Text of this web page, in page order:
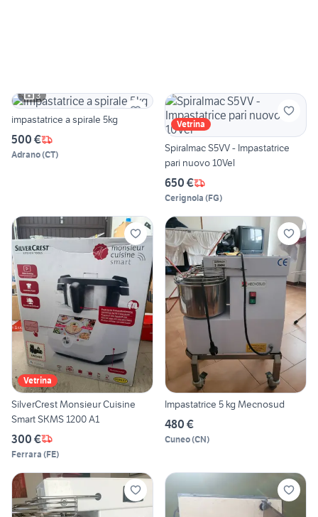
3
impastatrice a spirale 5kg
500 €
Adrano(CT)
Vetrina
Spiralmac S5VV - Impastatrice
pari nuovo 10Vel
650 €
Cerignola (FG)
Vetrina
SilverCrest Monsieur Cuisine
Smart SKMS 1200 A1
300 €
Ferrara (FE)
Impastatrice 5 kg Mecnosud
480 €
Cuneo(CN)